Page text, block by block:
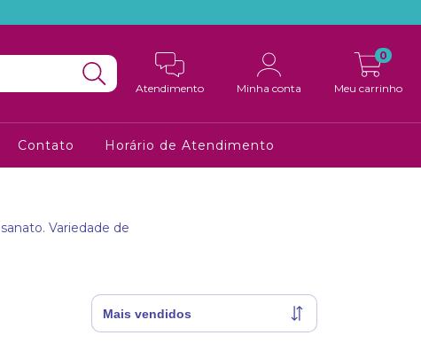
Atendimento Minha conta Meu carrinho
0
Contato Horário de Atendimento
Variedade de